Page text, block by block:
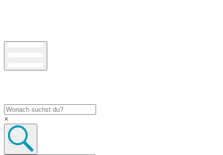
×